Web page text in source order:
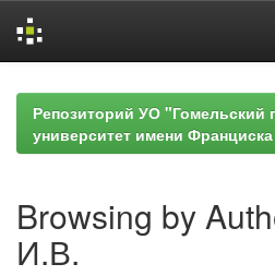
navigationРепозиторий УО "Гомельский
университет имени
Browsing by
И.В.